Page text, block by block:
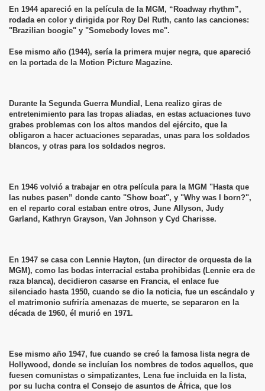
En 1944 apareció en la película de la MGM, “Roadway rhythm”,
rodada en color y dirigida por Roy Del Ruth, canto las canciones:
"Brazilian boogie" y "Somebody loves me".
Ese mismo año (1944), sería la primera mujer negra, que apareció
en la portada de la Motion Picture Magazine.
Durante la Segunda Guerra Mundial, Lena realizo giras de
entretenimiento para las tropas aliadas, en estas actuaciones tuvo
grabes problemas con los altos mandos del ejército, que la
obligaron a hacer actuaciones separadas, unas para los soldados
blancos, y otras para los soldados negros.
En 1946 volvió a trabajar en otra película para la MGM "Hasta que
las nubes pasen” donde canto "Show boat", y "Why was I born?",
en el reparto coral estaban entre otros, June Allyson, Judy
Garland, Kathryn Grayson, Van Johnson y Cyd Charisse.
En 1947 se casa con Lennie Hayton, (un director de orquesta de la
MGM), como las bodas interracial estaba prohibidas (Lennie era de
raza blanca), decidieron casarse en Francia, el enlace fue
silenciado hasta 1950, cuando se dio la noticia, fue un escándalo y
el matrimonio sufriría amenazas de muerte, se separaron en la
década de 1960, él murió en 1971.
Ese mismo año 1947, fue cuando se creó la famosa lista negra de
Hollywood, donde se incluían los nombres de todos aquellos, que
fuesen comunistas o simpatizantes, Lena fue incluida en la lista,
por su lucha contra el Consejo de asuntos de África, que los